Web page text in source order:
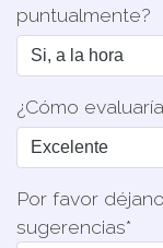
puntualmente?
¿Cómo
Por favor
sugerencias*